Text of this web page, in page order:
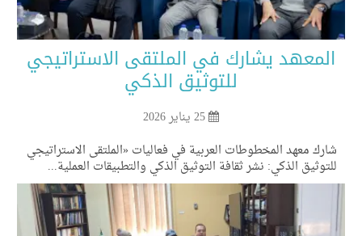
يشارك في الملتقى الاستراتيجي
للتوثيق الذكي
معهد المخطوطات العربية في فعاليات «الملتقى الاستراتيجي
الذكي: نشر ثقافة التوثيق الذكي والتطبيقات العملية...